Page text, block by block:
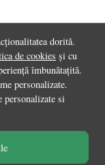
dorită.
de cookies și cu
îmbunătațită.
personalizate.
personalizate si